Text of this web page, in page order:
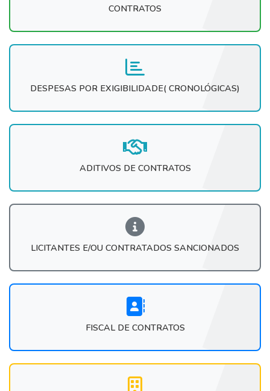
CONTRATOS
DESPESAS POR EXIGIBILIDADE( CRONOLÓGICAS)
ADITIVOS DE CONTRATOS
LICITANTES E/OU CONTRATADOS SANCIONADOS
FISCAL DE CONTRATOS